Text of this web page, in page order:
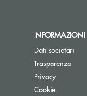
INFORMAZIONI
Dati societari
Trasparenza
Privacy
Cookie